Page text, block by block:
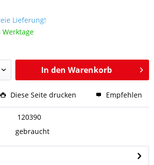
Lieferung!
Werktage
In den Warenkorb
Diese Seite drucken Empfehlen
120390
gebraucht